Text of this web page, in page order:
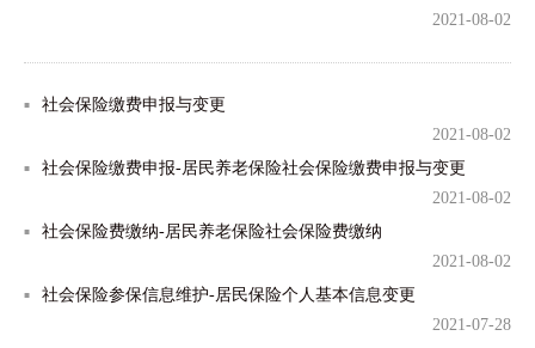
2021-08-02
社会保险缴费申报与变更
2021-08-02
社会保险缴费申报-居民养老保险社会保险缴费申报与变更
2021-08-02
社会保险费缴纳-居民养老保险社会保险费缴纳
2021-08-02
社会保险参保信息维护-居民保险个人基本信息变更
2021-07-28